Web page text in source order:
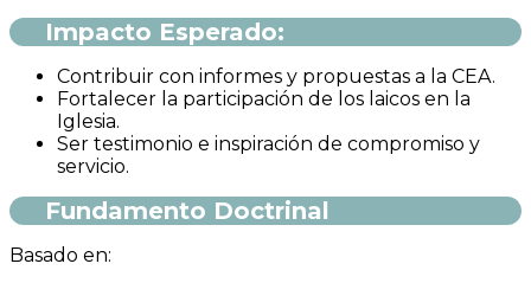
Impacto Esperado:
Contribuir con informes y propuestas a la CEA.
Fortalecer la participación de los laicos en la
Iglesia.
Ser testimonio e inspiración de compromiso y
servicio.
Fundamento Doctrinal
Basado en: